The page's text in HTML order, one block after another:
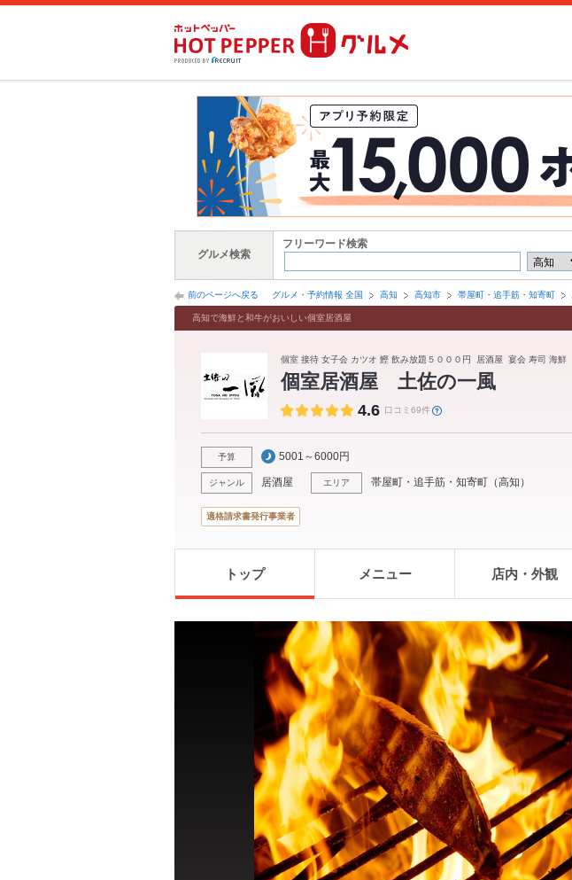
グルメ検索
フリーワード検索
前のページへ戻る グルメ・予約情報 全国 高知 高知市 帯屋町・追手筋・知寄町
高知で海鮮と和牛がおいしい個室居酒屋
個室 接待 女子会 カツオ 鰹 飲み放題５０００円 居酒屋 宴会 寿司 海鮮
個室居酒屋 土佐の一風
4.6 口コミ69件
予算 5001～6000円
ジャンル 居酒屋 エリア 帯屋町・追手筋・知寄町 （高知 ）
適格請求書発行事業者
トップ メニュー 店内・外観